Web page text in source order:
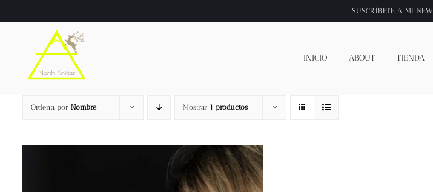
al
SUSCRÍBETE A MI
INICIO ABOUT TIENDA
Ordena por Nombre Mostrar 1 productos